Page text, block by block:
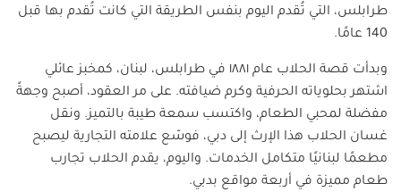
طرابلس، التي تُقدم اليوم بنفس الطريقة التي كانت تُقدم بها قبل
140 عامًا
.
وبدأت قصة الحلاب عام ١٨٨١ في طرابلس، لبنان، كمخبز عائلي
اشتهر بحلوياته الحرفية وكرم ضيافته. على مر العقود، أصبح وجهةً
مفضلة لمحبي الطعام، واكتسب سمعة طيبة بالتميز. ونقل
غسان الحلاب هذا الإرث إلى دبي، فوسّع علامته التجارية ليصبح
مطعمًا لبنانيًا متكامل الخدمات. واليوم، يقدم الحلاب تجارب
طعام مميزة في أربعة مواقع بدبي.